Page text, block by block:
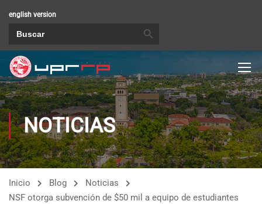
english version
NOTICIAS
Inicio Blog
Noticias
NSF otorga subvención de $50 mil a equipo de estudiantes